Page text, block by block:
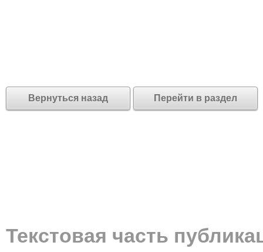
Вернуться назад Перейти в раздел
Текстовая часть